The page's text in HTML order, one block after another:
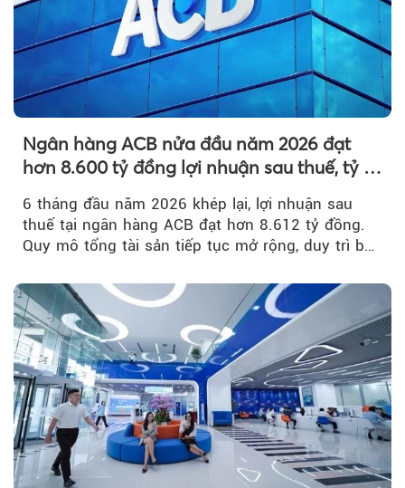
Ngân hàng ACB nửa đầu năm 2026 đạt
hơn 8.600 tỷ đồng lợi nhuận sau thuế, tỷ lệ
nợ xấu thấp nhất ngành
6 tháng đầu năm 2026 khép lại, lợi nhuận sau
thuế tại ngân hàng ACB đạt hơn 8.612 tỷ đồng.
Quy mô tổng tài sản tiếp tục mở rộng, duy trì bộ